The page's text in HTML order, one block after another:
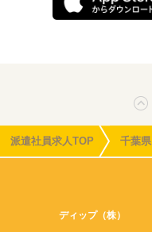
派遣社員求人TOP 千葉県
ディップ（株）